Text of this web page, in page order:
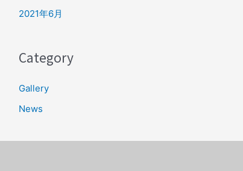
2021年6月
Category
Gallery
News